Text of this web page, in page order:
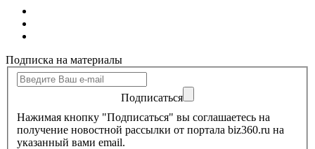
Подписка на материалы
Подписаться
Нажимая кнопку "Подписаться" вы соглашаетесь на
получение новостной рассылки от портала biz360.ru на
указанный вами email.